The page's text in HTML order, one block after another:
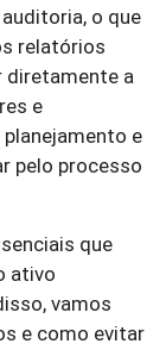
o que
relatórios
diretamente a
e
e
pelo processo
que
ativo
vamos
e como evitar